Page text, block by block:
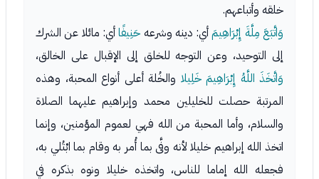
خلقه وأتباعهم.
وَاتَّبَعَ مِلَّةَ إِبْرَاهِيمَأي: دينه وشرعه حَنِيفًاأي: مائلا عن الشرك
إلى التوحيد، وعن التوجه للخلق إلى الإقبال على الخالق،
وَاتَّخَذَ اللَّهُ إِبْرَاهِيمَ خَلِيلا والخُلة أعلى أنواع المحبة، وهذه
المرتبة حصلت للخليلين محمد وإبراهيم عليهما الصلاة
والسلام، وأما المحبة من الله فهي لعموم المؤمنين، وإنما
اتخذ الله إبراهيم خليلا لأنه وفَّى بما أُمر به وقام بما ابْتُلي به،
فجعله الله إماما للناس، واتخذه خليلا ونوه بذكره في